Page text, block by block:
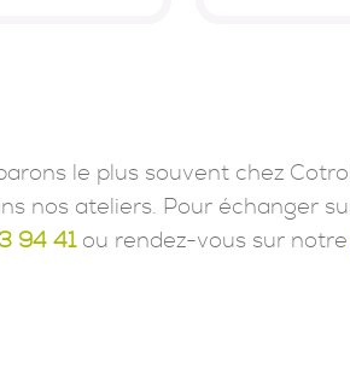
le plus souvent chez
nos ateliers. Pour échanger
94 41ou rendez-vous sur notre